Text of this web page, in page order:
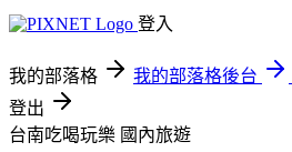
登入
我的部落格 我的部落格後台
登出
台南吃喝玩樂 國內旅遊